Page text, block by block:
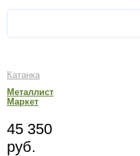
Катанка
Металлист
Маркет
45 350
руб.